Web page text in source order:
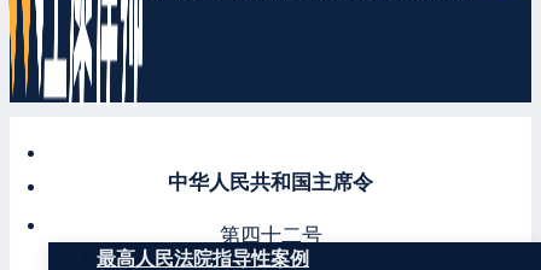
最高人民法院指导性案例
中华人民共和国主席令
第四十二号